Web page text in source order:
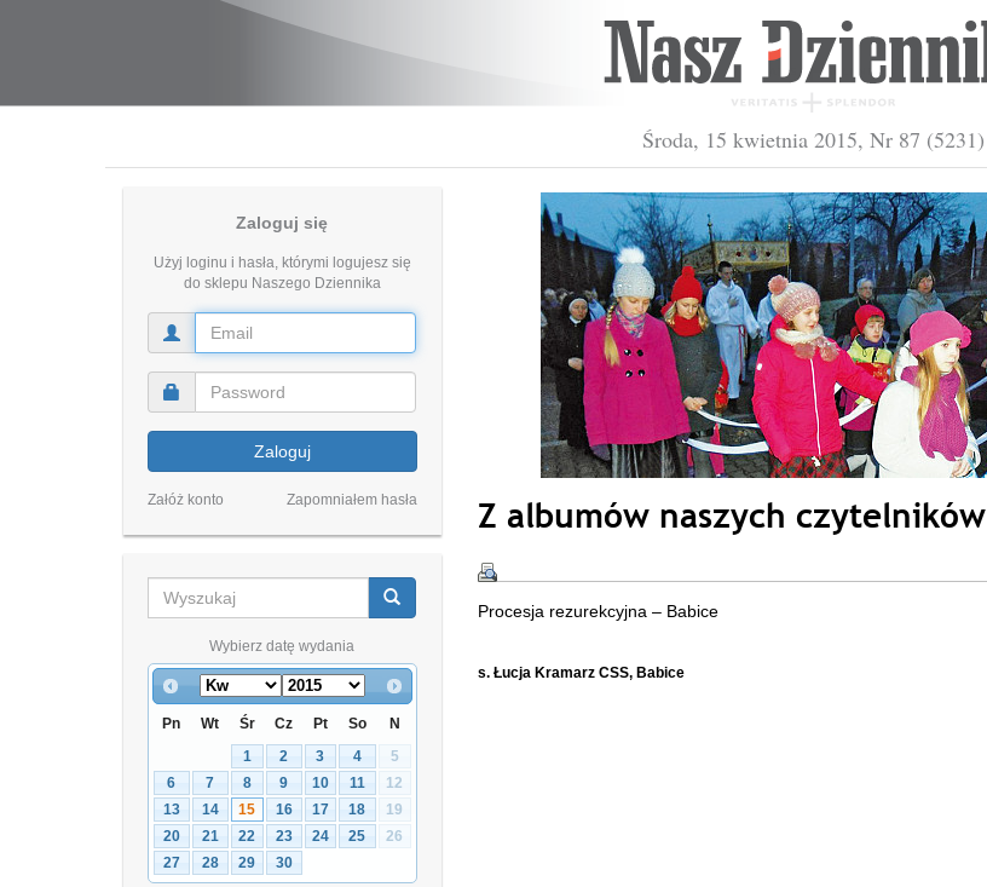
Środa, 15 kwietnia 2015, Nr 87 (5231)
Zaloguj się
Użyj loginu i hasła, którymi logujesz się
do sklepu Naszego Dziennika
Zaloguj
Załóż konto Zapomniałem hasła
Wybierz datę wydania
Pn Wt Śr Cz Pt So
N
1
2 3 4
5
6
7 8 9 10 11
12
13
14 15 16 17 18
19
20
21 22 23 24 25
26
27
28 29 30
Z albumów naszych czytelników
Procesja rezurekcyjna – Babice
s. Łucja Kramarz CSS, Babice